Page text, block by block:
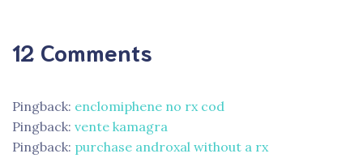
12 Comments
Pingback: enclomiphene no rx cod
Pingback: vente kamagra
Pingback: purchase androxal without a rx